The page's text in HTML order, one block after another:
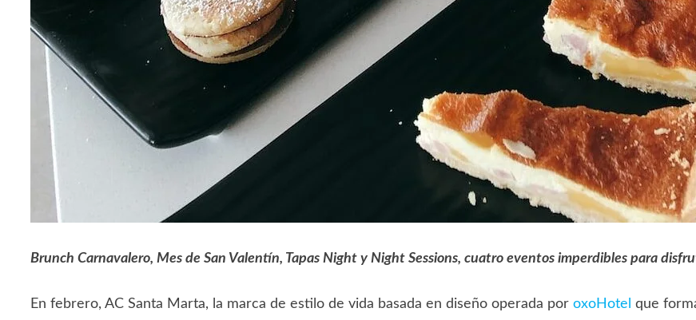
Brunch Carnavalero, Mes de San Valentín, Tapas Night y Night Sessions, cuatro eventos imperdibles para
En febrero, AC Santa Marta, la marca de estilo de vida basada en diseño operada poroxoHotel que